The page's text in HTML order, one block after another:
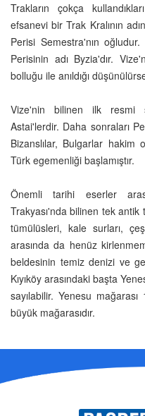
Trakların çokça
efsanevi bir Trak Kralının
Perisi Semestra'nın
Perisinin adı Byzia'dır.
bolluğu ile anıldığı
Vize'nin bilinen ilk resmi
Astai'lerdir. Daha sonraları
Bizanslılar, Bulgarlar
Türk egemenliği başlamıştır.
Önemli tarihi eserler
Trakyası'nda bilinen tek
tümülüsleri, kale surları,
arasında da henüz
beldesinin temiz denizi ve
Kıyıköy arasındaki başta
sayılabilir. Yenesu
büyük mağarasıdır.